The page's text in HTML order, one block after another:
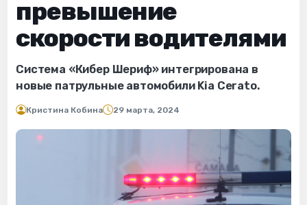
превышение
скорости водителями
Система «Кибер Шериф» интегрирована в
новые патрульные автомобили Kia Cerato.
Кристина Кобина 29 марта, 2024